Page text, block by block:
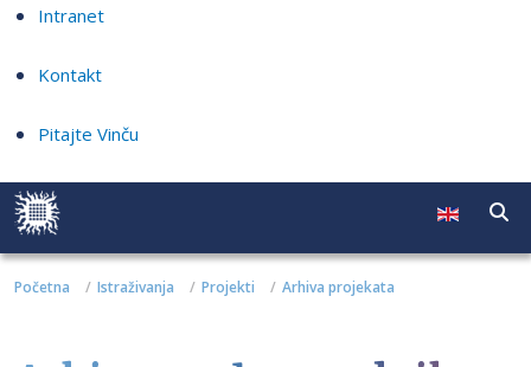
Intranet
Kontakt
Pitajte Vinču
Početna Istraživanja Projekti Arhiva projekata